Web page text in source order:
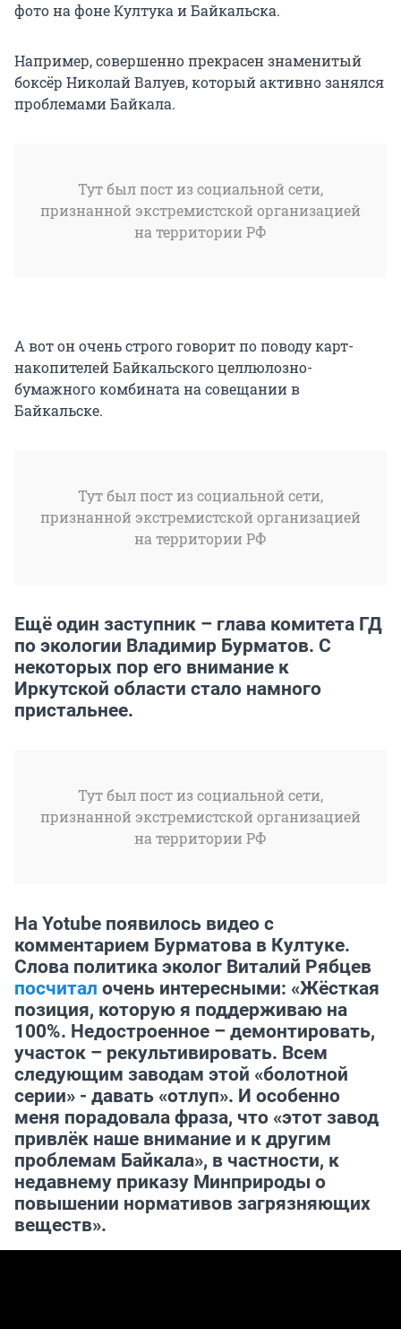
фото на фоне Култука и Байкальска.
Например, совершенно прекрасен знаменитый
боксёр Николай Валуев, который активно занялся
проблемами Байкала.
Тут был пост из социальной сети,
признанной экстремистской организацией
на территории РФ
А вот он очень строго говорит по поводу карт-
накопителей Байкальского целлюлозно-
бумажного комбината на совещании в
Байкальске.
Тут был пост из социальной сети,
признанной экстремистской организацией
на территории РФ
Ещё один заступник – глава комитета ГД
по экологии Владимир Бурматов. С
некоторых пор его внимание к
Иркутской области стало намного
пристальнее.
Тут был пост из социальной сети,
признанной экстремистской организацией
на территории РФ
На Yotube появилось видео с
комментарием Бурматова в Култуке.
Слова политика эколог Виталий Рябцев
посчитал очень интересными: «Жёсткая
позиция, которую я поддерживаю на
100%. Недостроенное – демонтировать,
участок – рекультивировать. Всем
следующим заводам этой «болотной
серии» - давать «отлуп». И особенно
меня порадовала фраза, что «этот завод
привлёк наше внимание и к другим
проблемам Байкала», в частности, к
недавнему приказу Минприроды о
повышении нормативов загрязняющих
веществ».